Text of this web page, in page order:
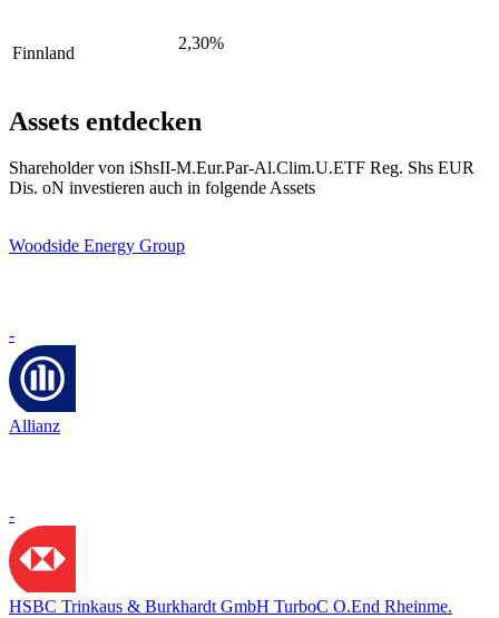
Finnland
2,30%
Assets entdecken
Shareholder von iShsII-M.Eur.Par-Al.Clim.U.ETF Reg. Shs EUR
Dis. oN investieren auch in folgende Assets
Woodside Energy Group
-
Allianz
-
HSBC Trinkaus & Burkhardt GmbH TurboC O.End Rheinme.